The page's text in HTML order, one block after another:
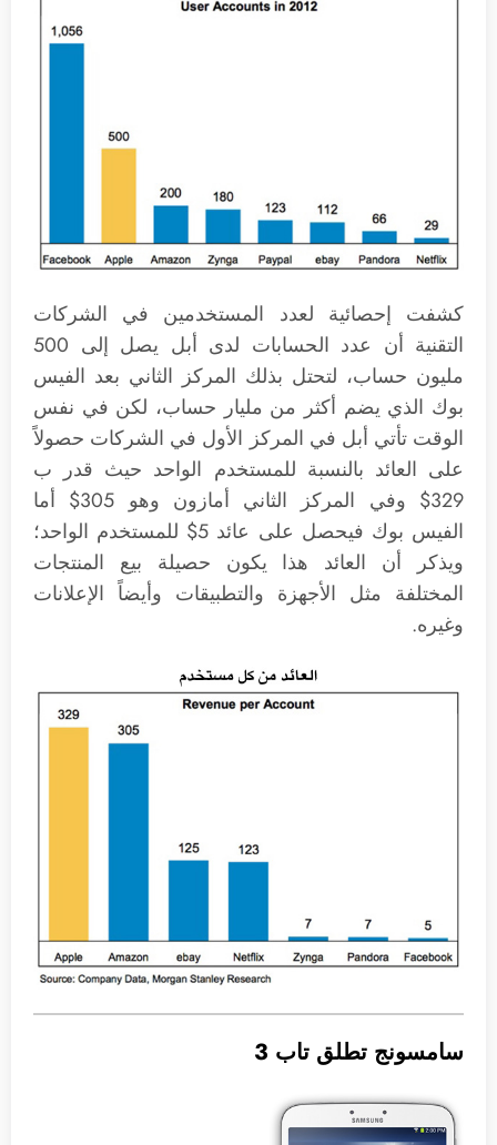
كشفت إحصائية لعدد المستخدمين في الشركات
التقنية أن عدد الحسابات لدى أبل يصل إلى 500
مليون حساب، لتحتل بذلك المركز الثاني بعد الفيس
بوك الذي يضم أكثر من مليار حساب، لكن في نفس
الوقت تأتي أبل في المركز الأول في الشركات حصولاً
على العائد بالنسبة للمستخدم الواحد حيث قدر ب
329$ وفي المركز الثاني أمازون وهو 305$ أما
الفيس بوك فيحصل على عائد 5$ للمستخدم الواحد؛
ويذكر أن العائد هذا يكون حصيلة بيع المنتجات
المختلفة مثل الأجهزة والتطبيقات وأيضاً الإعلانات
وغيره.
سامسونج تطلق تاب 3